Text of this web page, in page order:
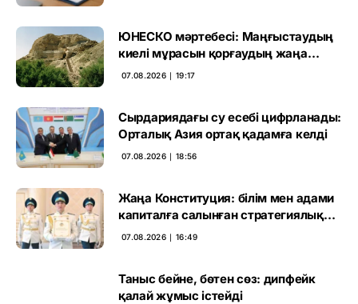
ЮНЕСКО мәртебесі: Маңғыстаудың
киелі мұрасын қорғаудың жаңа
кезеңі басталды
07.08.2026 ∣ 19:17
Сырдариядағы су есебі цифрланады:
Орталық Азия ортақ қадамға келді
07.08.2026 ∣ 18:56
Жаңа Конституция: білім мен адами
капиталға салынған стратегиялық
негіз
07.08.2026 ∣ 16:49
Таныс бейне, бөтен сөз: дипфейк
қалай жұмыс істейді